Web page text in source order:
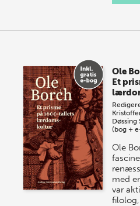
Ole
Et
Døssing
(bog +
Ole
med
var